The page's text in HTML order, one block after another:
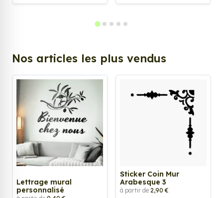
Nos articles les plus vendus
Lettrage mural
personnalisé
Sticker Coin Mur
Arabesque 3
à partir de 2,90 €